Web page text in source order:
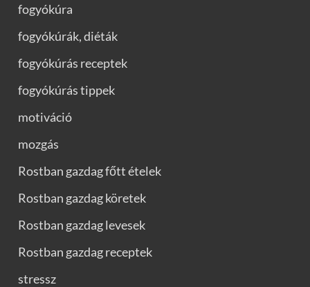
fogyókúra
fogyókúrák, diéták
fogyókúrás receptek
fogyókúrás tippek
motiváció
mozgás
Rostban gazdag főtt ételek
Rostban gazdag köretek
Rostban gazdag levesek
Rostban gazdag receptek
stressz